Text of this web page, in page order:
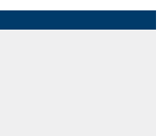
menjadikannya
tidak perlu